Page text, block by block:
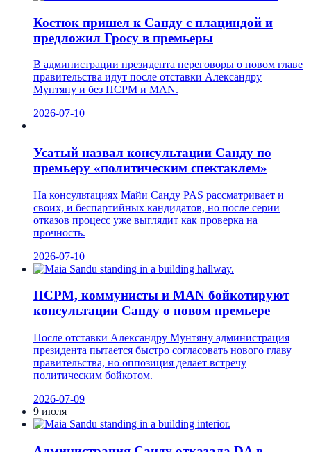
Костюк пришел к Санду с плациндой и
предложил Гросу в премьеры
В администрации президента переговоры о новом главе
правительства идут после отставки Александру
Мунтяну и без ПСРМ и MAN.
2026-07-10
Усатый назвал консультации Санду по
премьеру «политическим спектаклем»
На консультациях Майи Санду PAS рассматривает и
своих, и беспартийных кандидатов, но после серии
отказов процесс уже выглядит как проверка на
прочность.
2026-07-10
ПСРМ, коммунисты и MAN бойкотируют
консультации Санду о новом премьере
После отставки Александру Мунтяну администрация
президента пытается быстро согласовать нового главу
правительства, но оппозиция делает встречу
политическим бойкотом.
2026-07-09
9 июля